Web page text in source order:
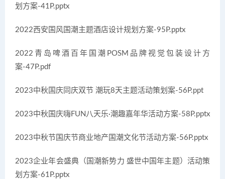
划方案-41P.pptx
2022西安国风国潮主题酒店设计规划方案-95P.pptx
2022青岛啤酒百年国潮POSM品牌视觉包装设计方
案-47P.pdf
2023中秋国庆同庆双节 潮玩8天主题活动策划案-56P.ppt
2023中秋国庆嗨FUN八天乐·潮趣嘉年华活动方案-58P.pptx
2023中秋节国庆节商业地产国潮文化节活动方案-56P.pptx
2023企业年会盛典（国潮新势力 盛世中国年主题）活动策
划方案-61P.pptx